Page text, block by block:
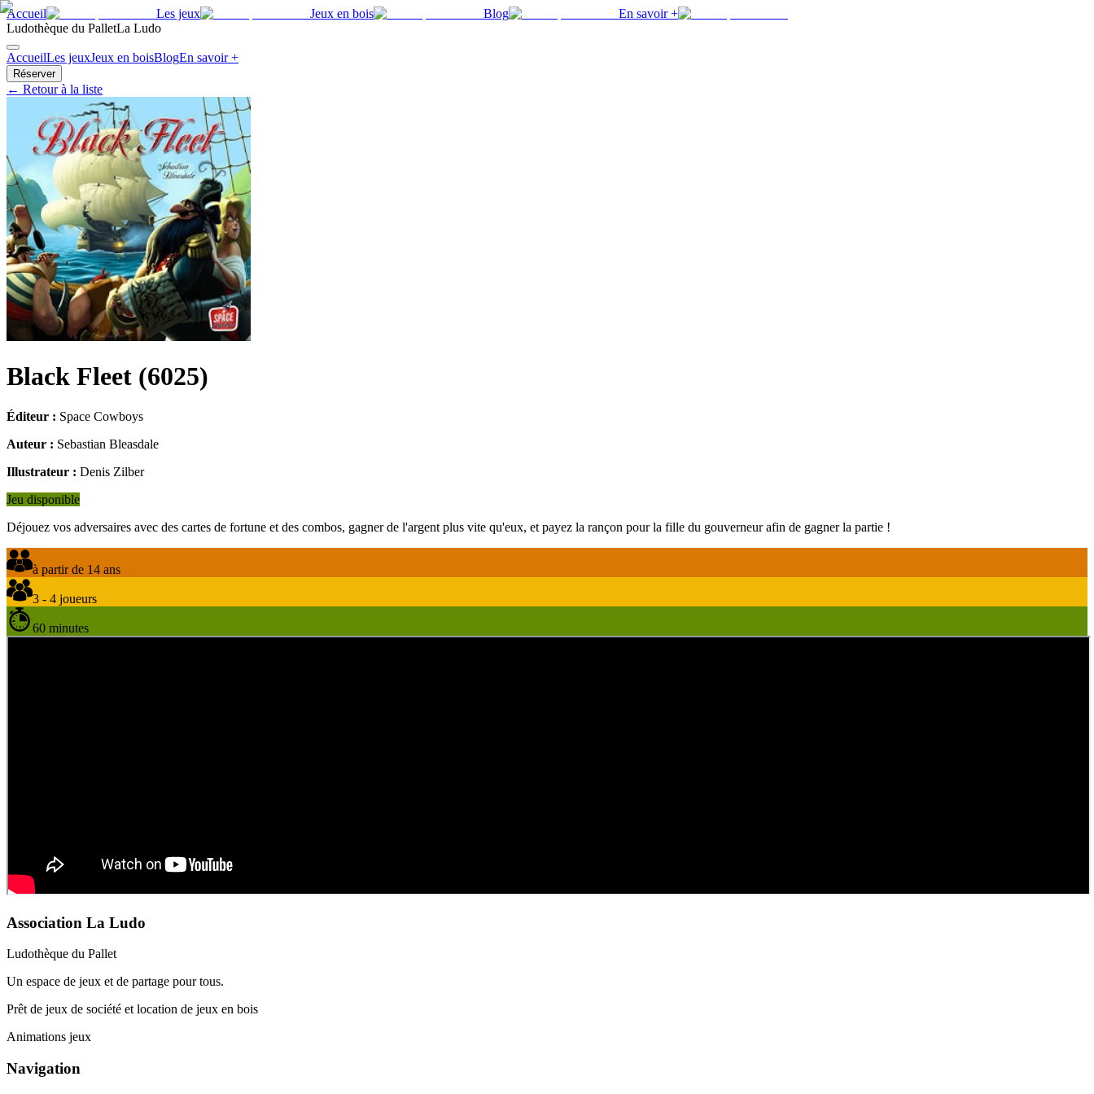
Accueil Les jeux Jeux en bois Blog
En savoir +
Ludothèque du PalletLa Ludo
AccueilLes jeuxJeux en boisBlogEn savoir +
Réserver
← Retour à la liste
Black Fleet (6025)
Éditeur : Space Cowboys
Auteur : Sebastian Bleasdale
Illustrateur : Denis Zilber
Jeu disponible
Déjouez vos adversaires avec des cartes de fortune et des combos, gagner de l'argent plus vite qu'eux, et payez la rançon pour la fille du gouverneur afin de gagner la partie !
à partir de 14 ans
3 - 4 joueurs
60 minutes
Association La Ludo
Ludothèque du Pallet
Un espace de jeux et de partage pour tous.
Prêt de jeux de société et location de jeux en bois
Animations jeux
Navigation